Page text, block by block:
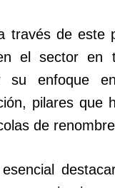
través de este
el sector en
su enfoque
pilares que
de